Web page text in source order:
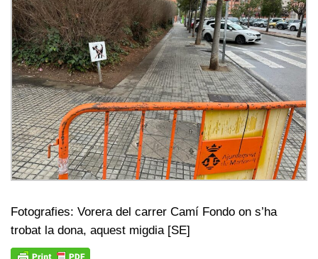
Fotografies: Vorera del carrer Camí Fondo on s’ha
trobat la dona, aquest migdia [SE]